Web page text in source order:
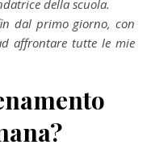
della scuola.
dal primo giorno, con
affrontare tutte le mie